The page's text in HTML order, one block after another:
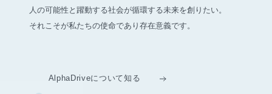
人の可能性と躍動する社会が循環する未来を創りたい。
それこそが私たちの使命であり存在意義です。
AlphaDriveについて知る